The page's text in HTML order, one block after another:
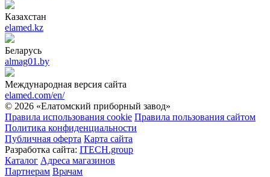
Казахстан
elamed.kz
Беларусь
almag01.by
Международная версия сайта
elamed.com/en/
© 2026 «Елатомский приборный завод»
Правила использования cookie Правила пользования сайтом
Политика конфиденциальности
Публичная оферта Карта сайта
Разработка сайта: ITECH.group
Каталог Адреса магазинов
Партнерам Врачам